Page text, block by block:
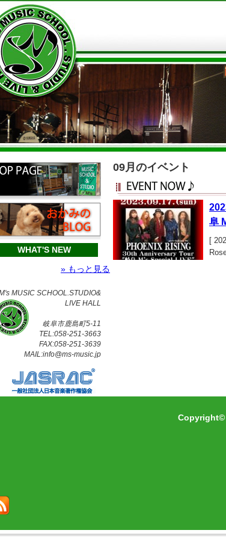
WHAT'S NEW
» もっと見る
MUSIC SCHOOL.STUDIO&
LIVE HALL
岐阜市鹿島町5-11
TEL:058-251-3663
FAX:058-251-3639
MAIL:info@ms-music.jp
09月のイベント
阜
[
Copyright©